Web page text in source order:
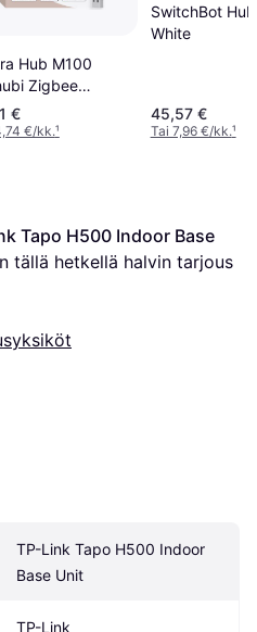
Hub M100
Zigbee
Matter
€
€/kk.¹
SwitchBot
White
45,57 €
Tai 7,96 €/kk.¹
Tapo H500 Indoor Base
TP-Link Tapo H500 Indoor
Base Unit
TP-Link